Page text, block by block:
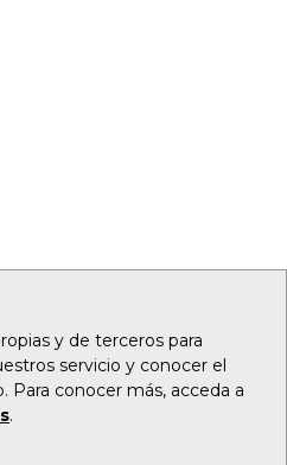
y de terceros para
servicio y conocer el
conocer más, acceda a
.